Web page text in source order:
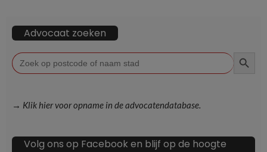
Advocaat zoeken
Zoek
naar:
→ Klik hier voor opname in de advocatendatabase.
Volg ons op Facebook en blijf op de hoogte